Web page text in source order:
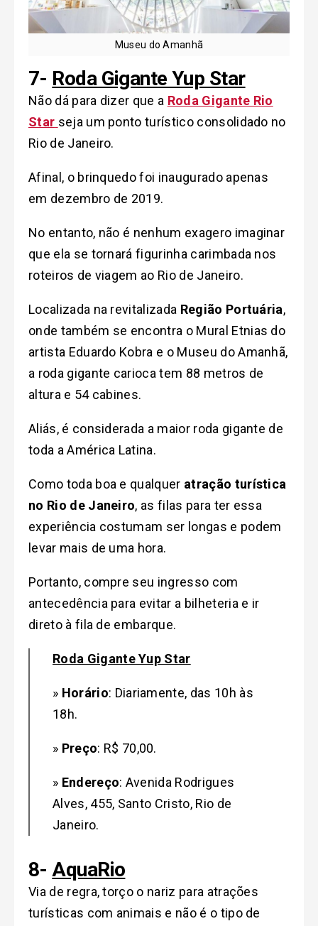
Museu do Amanhã
7- Roda Gigante Yup Star
Não dá para dizer que a Roda Gigante Rio
Star seja um ponto turístico consolidado no
Rio de Janeiro.
Afinal, o brinquedo foi inaugurado apenas
em dezembro de 2019.
No entanto, não é nenhum exagero imaginar
que ela se tornará figurinha carimbada nos
roteiros de viagem ao Rio de Janeiro.
Localizada na revitalizada Região Portuária,
onde também se encontra o Mural Etnias do
artista Eduardo Kobra e o Museu do Amanhã,
a roda gigante carioca tem 88 metros de
altura e 54 cabines.
Aliás, é considerada a maior roda gigante de
toda a América Latina.
Como toda boa e qualquer atração turística
no Rio de Janeiro, as filas para ter essa
experiência costumam ser longas e podem
levar mais de uma hora.
Portanto, compre seu ingresso com
antecedência para evitar a bilheteria e ir
direto à fila de embarque.
Roda Gigante Yup Star
» Horário: Diariamente, das 10h às
18h.
» Preço: R$ 70,00.
» Endereço: Avenida Rodrigues
Alves, 455, Santo Cristo, Rio de
Janeiro.
8-AquaRio
Via de regra, torço o nariz para atrações
turísticas com animais e não é o tipo de